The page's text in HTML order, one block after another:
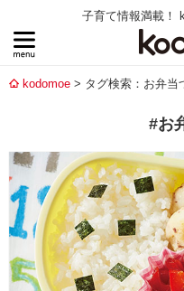
子育て情報満載！
kodomoe タグ検索：お弁当
#お